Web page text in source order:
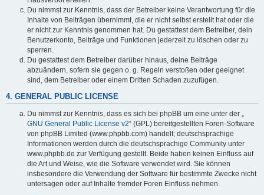
Du nimmst zur Kenntnis, dass der Betreiber keine Verantwortung für die
Inhalte von Beiträgen übernimmt, die er nicht selbst erstellt hat oder die
er nicht zur Kenntnis genommen hat. Du gestattest dem Betreiber, dein
Benutzerkonto, Beiträge und Funktionen jederzeit zu löschen oder zu
sperren.
Du gestattest dem Betreiber darüber hinaus, deine Beiträge
abzuändern, sofern sie gegen o. g. Regeln verstoßen oder geeignet
sind, dem Betreiber oder einem Dritten Schaden zuzufügen.
4. GENERAL PUBLIC LICENSE
Du nimmst zur Kenntnis, dass es sich bei phpBB um eine unter der „
GNU General Public License v2“ (GPL) bereitgestellten Foren-Software
von phpBB Limited (www.phpbb.com) handelt; deutschsprachige
Informationen werden durch die deutschsprachige Community unter
www.phpbb.de zur Verfügung gestellt. Beide haben keinen Einfluss auf
die Art und Weise, wie die Software verwendet wird. Sie können
insbesondere die Verwendung der Software für bestimmte Zwecke nicht
untersagen oder auf Inhalte fremder Foren Einfluss nehmen.